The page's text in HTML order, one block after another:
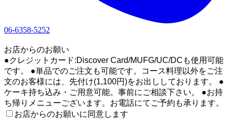
06-6358-5252
お店からのお願い
●クレジットカード:Discover Card/MUFG/UC/DCも使用可能
です。 ●単品でのご注文も可能です。コース料理以外をご注
文のお客様には、先付け(1,100円)をお出ししております。 ●
ケーキ持ち込み・ご用意可能。事前にご相談下さい。 ●お持
ち帰りメニューございます。お電話にてご予約も承ります。
お店からのお願いに同意します